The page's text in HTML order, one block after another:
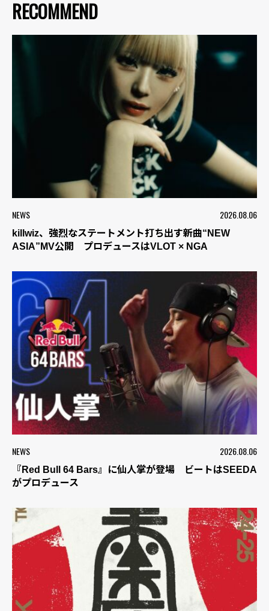
RECOMMEND
NEWS 2026.08.06
killwiz、強烈なステートメント打ち出す新曲“NEW
ASIA”MV公開 プロデュースはVLOT × NGA
NEWS 2026.08.06
『Red Bull 64 Bars』に仙人掌が登場 ビートはSEEDA
がプロデュース